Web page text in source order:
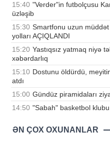
15:40 "Verder"in futbolçusu
üzləşib
15:30 Smartfonu uzun
yolları AÇIQLANDI
15:20 Yastıqsız yatmaq niyə
xəbərdarlıq
15:10 Dostunu öldürdü,
atdı
15:00 Gündüz piramidaları
14:50 "Sabah" basketbol
ƏN ÇOX OXUNANLAR